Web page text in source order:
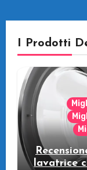
I Prodotti
lavatrice